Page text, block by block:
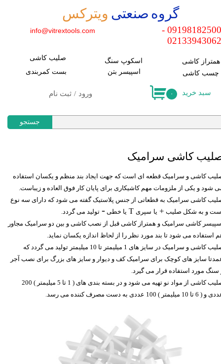
ورود / ثبت نام
حساب کاربری من
تغییر کلمه عبور
سفارشات
​گروه صنعتی ویترکس
جستجو
۰ سبد خرید
09198182500 -
​همتراز کاشی صلیب کاشی
​چسب کاشی
اسکوپ سنگ
اسپیسر بتن
​بست کمربندی
info@vitrextools.com
کاشی سرامیک
کاشی و سرامیک قطعه ای است که جهت ایجاد بند منظم و یکسان استفاده
شود و یکی از ملزومات مهم کاشیکاری برای پایان کار فوق العاده و زیباست.
کاشی سرامیک به قطعاتی از جنس پلاستیک گفته می شود که دارای سه نوع
و به شکل صلیب + یا سپری T یا خطی - تولید می گردد.
کاشی سرامیک و همتراز کاشی قبل از نصب کاشی و بین دو سرامیک مجاور
استفاده می شود تا بند مورد نظر را از لحاظ اندازه یکسان نماید.
صلیب کاشی و سرامیک در سایز های 1 میلیمتر تا 10 میلیمتر تولید می گردد که
سایز های کوچک برای سرامیک کف و دیوار و سایز های بزرگ برای نصب آجر
سنگ مورد استفاده قرار می گیرد.
صلیب کاشی از مواد نو تهیه می شود و در بسته بندی های ( 1 تا 5 میلیمتر ) 200
تا 10 میلیمتر ) 100 عددی به دست مصرف کننده می رسد.